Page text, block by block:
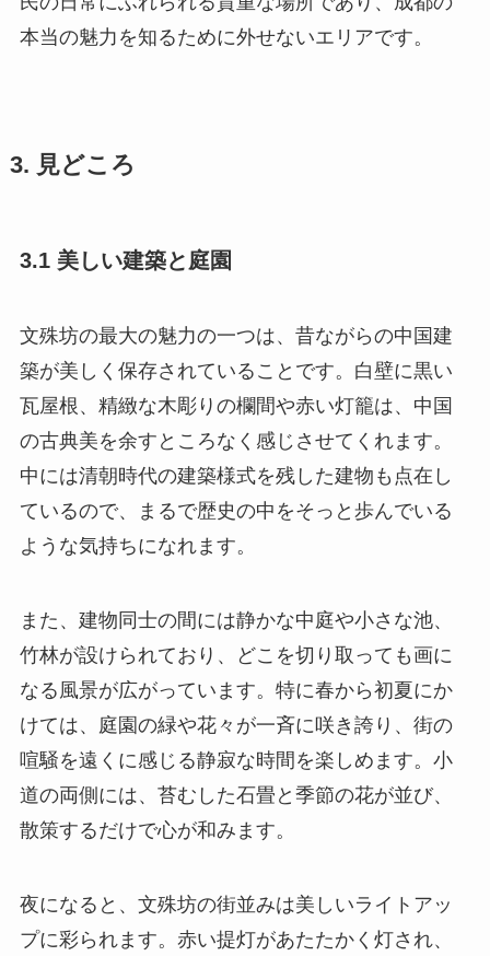
本当の魅力を知るために外せないエリアです。
3. 見どころ
3.1 美しい建築と庭園
文殊坊の最大の魅力の一つは、昔ながらの中国建
築が美しく保存されていることです。白壁に黒い
瓦屋根、精緻な木彫りの欄間や赤い灯籠は、中国
の古典美を余すところなく感じさせてくれます。
中には清朝時代の建築様式を残した建物も点在し
ているので、まるで歴史の中をそっと歩んでいる
ような気持ちになれます。
また、建物同士の間には静かな中庭や小さな池、
竹林が設けられており、どこを切り取っても画に
なる風景が広がっています。特に春から初夏にか
けては、庭園の緑や花々が一斉に咲き誇り、街の
喧騒を遠くに感じる静寂な時間を楽しめます。小
道の両側には、苔むした石畳と季節の花が並び、
散策するだけで心が和みます。
夜になると、文殊坊の街並みは美しいライトアッ
プに彩られます。赤い提灯があたたかく灯され、